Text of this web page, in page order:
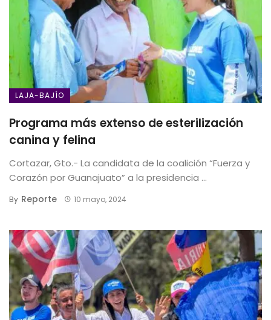
LAJA-BAJÍO
Programa más extenso de esterilización
canina y felina
Cortazar, Gto.- La candidata de la coalición “Fuerza y
Corazón por Guanajuato” a la presidencia ...
By Reporte 10 mayo, 2024